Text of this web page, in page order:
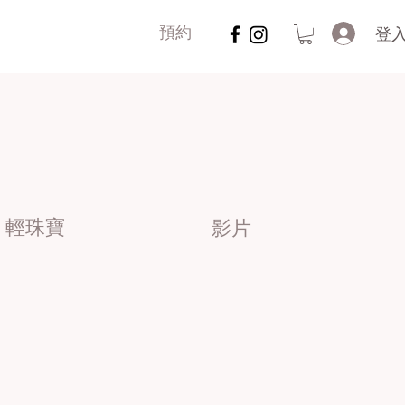
預約 登
輕珠寶 影片